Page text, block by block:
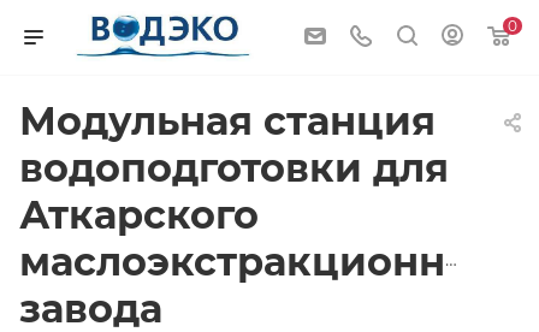
0
Модульная станция
водоподготовки для
Аткарского
маслоэкстракционного
завода